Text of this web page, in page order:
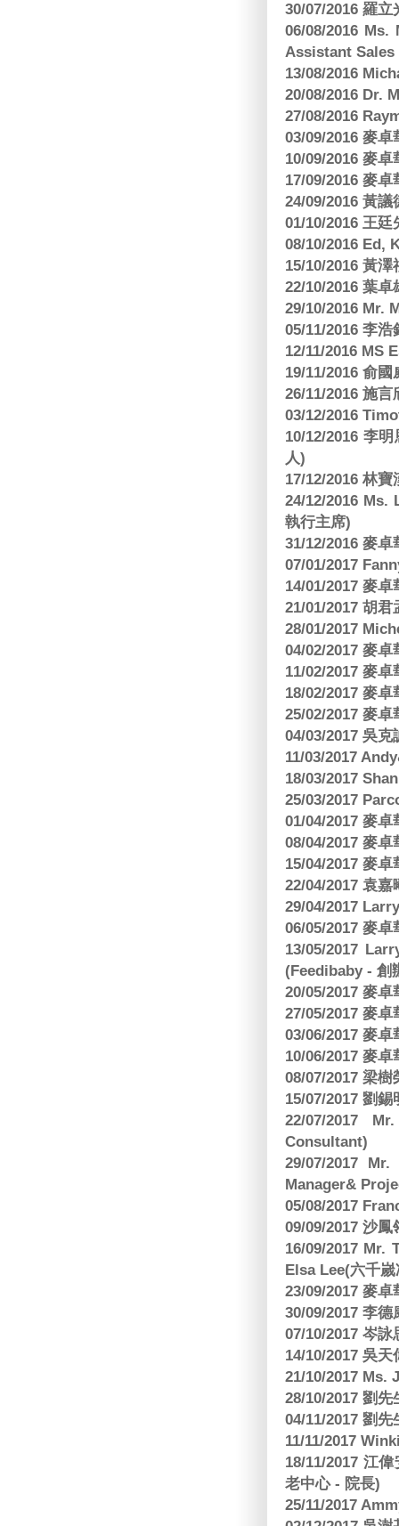
30/07/2016 羅
06/08/2016
Assistant Sales
13/08/2016
20/08/2016 Dr.
27/08/2016
03/09/2016 麥
10/09/2016 麥
17/09/2016 麥
24/09/2016 黃
01/10/2016 王
08/10/2016 Ed,
15/10/2016 黃
22/10/2016 葉
29/10/2016 Mr.
05/11/2016 李
12/11/2016 MS
19/11/2016 俞
26/11/2016 施
03/12/2016
10/12/2016 李
人)
17/12/2016 林
24/12/2016
執行主席)
31/12/2016 麥
07/01/2017
14/01/2017 麥
21/01/2017 胡
28/01/2017
04/02/2017 麥
11/02/2017 麥
18/02/2017 麥
25/02/2017 麥
04/03/2017 吳
11/03/2017
18/03/2017
25/03/2017
01/04/2017 麥
08/04/2017 麥
15/04/2017 麥
22/04/2017 袁
29/04/2017
06/05/2017 麥
13/05/2017
(Feedibaby - 創
20/05/2017 麥
27/05/2017 麥
03/06/2017 麥
10/06/2017 麥
08/07/2017 梁
15/07/2017 劉
22/07/2017
Consultant)
29/07/2017
Manager&
05/08/2017
09/09/2017 沙
16/09/2017 Mr.
Elsa Lee(六千
23/09/2017 麥
30/09/2017 李
07/10/2017 岑
14/10/2017 吳
21/10/2017 Ms.
28/10/2017 劉
04/11/2017 劉
11/11/2017
18/11/2017 江
老中心 - 院長)
25/11/2017